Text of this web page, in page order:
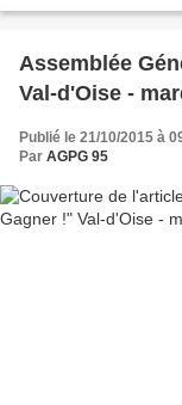
Assemblée
Val-d'Oise -
Publié le 21/10/2015 à
Par AGPG 95